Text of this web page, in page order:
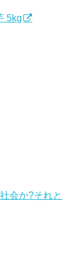
5kg
会か?それと